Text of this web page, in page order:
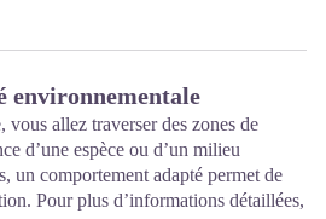
environnementale
allez traverser des zones de
d’une espèce ou d’un milieu
un comportement adapté permet de
Pour plus d’informations détaillées,